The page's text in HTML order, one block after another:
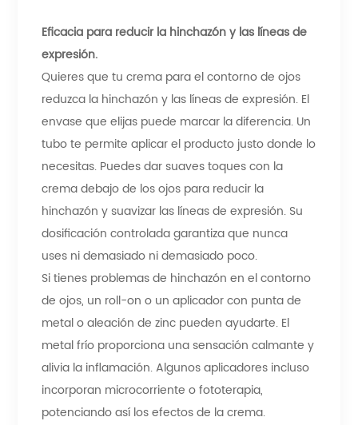
Eficacia para reducir la hinchazón y las líneas de
expresión.
Quieres que tu crema para el contorno de ojos
reduzca la hinchazón y las líneas de expresión. El
envase que elijas puede marcar la diferencia. Un
tubo te permite aplicar el producto justo donde lo
necesitas. Puedes dar suaves toques con la
crema debajo de los ojos para reducir la
hinchazón y suavizar las líneas de expresión. Su
dosificación controlada garantiza que nunca
uses ni demasiado ni demasiado poco.
Si tienes problemas de hinchazón en el contorno
de ojos, un roll-on o un aplicador con punta de
metal o aleación de zinc pueden ayudarte. El
metal frío proporciona una sensación calmante y
alivia la inflamación. Algunos aplicadores incluso
incorporan microcorriente o fototerapia,
potenciando así los efectos de la crema.